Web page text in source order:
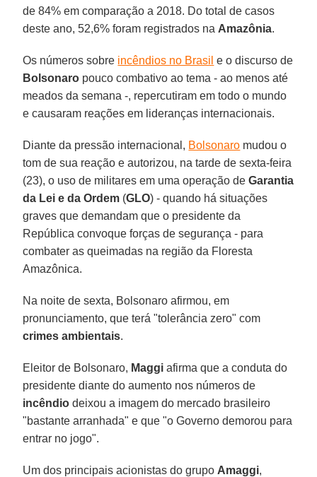
de 84% em comparação a 2018. Do total de casos
deste ano, 52,6% foram registrados na Amazônia.
Os números sobre incêndios no Brasil e o discurso de
Bolsonaro pouco combativo ao tema - ao menos até
meados da semana -, repercutiram em todo o mundo
e causaram reações em lideranças internacionais.
Diante da pressão internacional, Bolsonaro mudou o
tom de sua reação e autorizou, na tarde de sexta-feira
(23), o uso de militares em uma operação deGarantia
da Lei e da Ordem (GLO) - quando há situações
graves que demandam que o presidente da
República convoque forças de segurança - para
combater as queimadas na região da Floresta
Amazônica.
Na noite de sexta, Bolsonaro afirmou, em
pronunciamento, que terá "tolerância zero" com
crimes ambientais.
Eleitor de Bolsonaro, Maggi afirma que a conduta do
presidente diante do aumento nos números de
incêndio deixou a imagem do mercado brasileiro
"bastante arranhada" e que "o Governo demorou para
entrar no jogo".
Um dos principais acionistas do grupo Amaggi,